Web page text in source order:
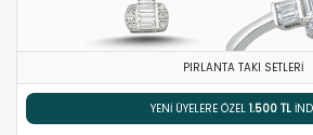
PIRLANTA TAKI SETLERI
% 5 HAVALE / EFT İNDIRIMI